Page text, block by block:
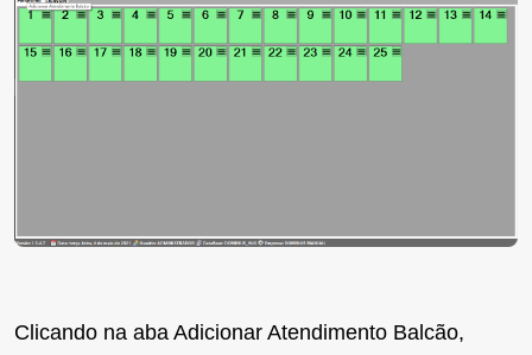
Clicando na aba Adicionar Atendimento Balcão,